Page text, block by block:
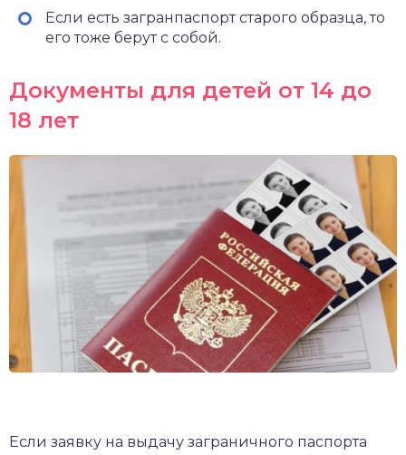
Если есть загранпаспорт старого образца, то
его тоже берут с собой.
Документы для детей от 14 до
18 лет
Если заявку на выдачу заграничного паспорта